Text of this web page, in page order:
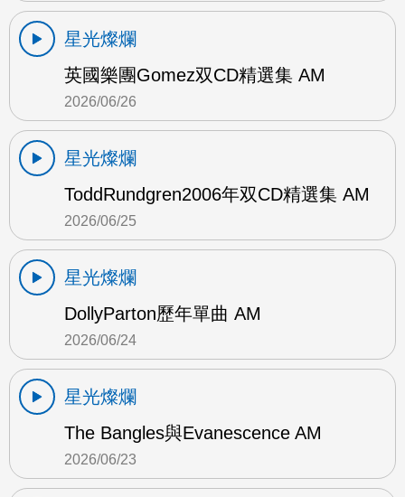
星光燦爛
英國樂團Gomez双CD精選集 AM
2026/06/26
星光燦爛
ToddRundgren2006年双CD精選集 AM
2026/06/25
星光燦爛
DollyParton歷年單曲 AM
2026/06/24
星光燦爛
The Bangles與Evanescence AM
2026/06/23